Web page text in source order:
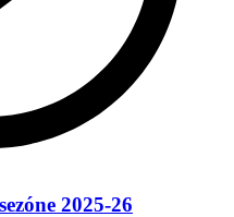
2025-26